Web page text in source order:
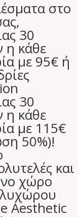
στο
30
η κάθε
με 95€ ή
30
η κάθε
με 115€
50%)!
και
χώρο
Aesthetic